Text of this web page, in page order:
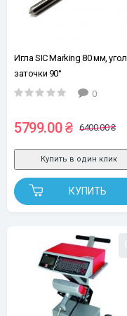
Игла SIC Marking 80 мм, угол
заточки 90°
0
5799.00 ₴ 6400.00 ₴
КУПИТЬ
Купить в один клик